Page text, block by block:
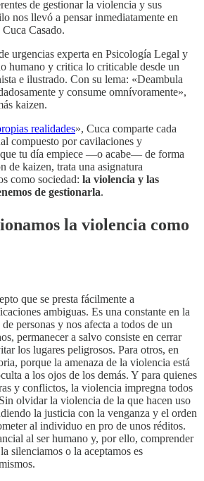
de gestionar la violencia y sus
nos llevó a pensar inmediatamente en
Casado.
urgencias experta en Psicología Legal y
humano y critica lo criticable desde un
e ilustrado. Con su lema: «Deambula
y consume omnívoramente»,
kaizen.
realidades», Cuca comparte cada
compuesto por cavilaciones y
que tu día empiece —o acabe— de forma
de kaizen, trata una asignatura
como sociedad: la violencia y las
de gestionarla.
la violencia como
que se presta fácilmente a
ambiguas. Es una constante en la
personas y nos afecta a todos de un
permanecer a salvo consiste en cerrar
los lugares peligrosos. Para otros, en
porque la amenaza de la violencia está
a los ojos de los demás. Y para quienes
y conflictos, la violencia impregna todos
olvidar la violencia de la que hacen uso
la justicia con la venganza y el orden
al individuo en pro de unos réditos.
al ser humano y, por ello, comprender
silenciamos o la aceptamos es